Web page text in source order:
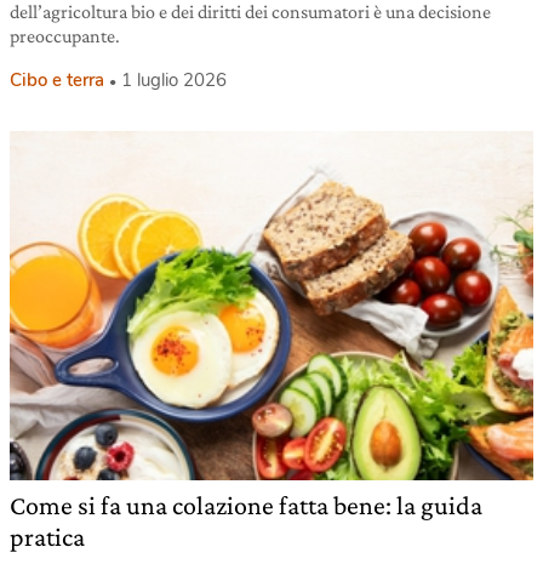
dell’agricoltura bio e dei diritti dei consumatori è una decisione
preoccupante.
Cibo e terra 1 luglio 2026
Come si fa una colazione fatta bene: la guida
pratica